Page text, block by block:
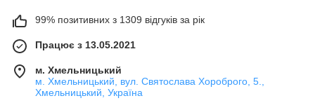
99% позитивних з 1309 відгуків за рік
Працює з 13.05.2021
м. Хмельницький
м. Хмельницький, вул. Святослава Хороброго, 5.,
Хмельницький, Україна